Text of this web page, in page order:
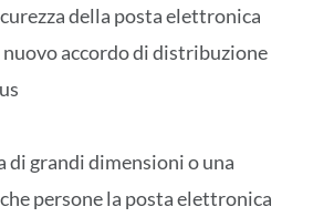
della posta elettronica
nuovo accordo di distribuzione
di grandi dimensioni o una
persone la posta elettronica